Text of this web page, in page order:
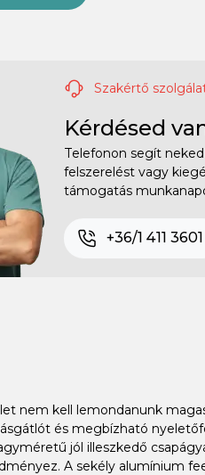
Szakértő
Kérdésed
Telefonon segít
felszerelést vagy
támogatás
+36/1 411 3601
nem kell lemondanunk
és megbízható
jól illeszkedő
A sekély alumínium